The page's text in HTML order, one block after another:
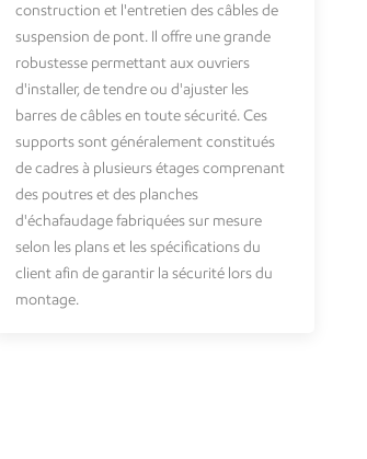
construction et l'entretien des câbles de
suspension de pont. Il offre une grande
robustesse permettant aux ouvriers
d'installer, de tendre ou d'ajuster les
barres de câbles en toute sécurité. Ces
supports sont généralement constitués
de cadres à plusieurs étages comprenant
des poutres et des planches
d'échafaudage fabriquées sur mesure
selon les plans et les spécifications du
client afin de garantir la sécurité lors du
montage.